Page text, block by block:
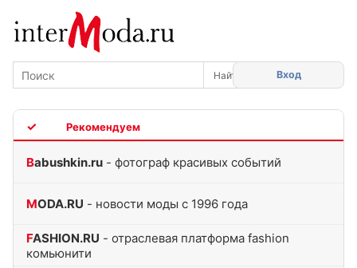
Вход
Babushkin.ru - фотограф красивых событий
MODA.RU - новости моды с 1996 года
FASHION.RU - отраслевая платформа fashion
комьюнити